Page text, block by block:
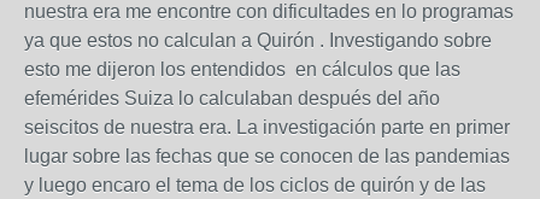
nuestra era me encontre con dificultades en lo programas
ya que estos no calculan a Quirón . Investigando sobre
esto me dijeron los entendidos en cálculos que las
efemérides Suiza lo calculaban después del año
seiscitos de nuestra era. La investigación parte en primer
lugar sobre las fechas que se conocen de las pandemias
y luego encaro el tema de los ciclos de quirón y de las